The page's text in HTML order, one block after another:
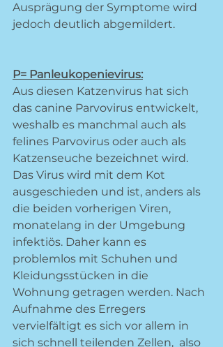
Ausprägung der Symptome wird
jedoch deutlich abgemildert.
P= Panleukopenievirus:
Aus diesen Katzenvirus hat sich
das canine Parvovirus entwickelt,
weshalb es manchmal auch als
felines Parvovirus oder auch als
Katzenseuche bezeichnet wird.
Das Virus wird mit dem Kot
ausgeschieden und ist, anders als
die beiden vorherigen Viren,
monatelang in der Umgebung
infektiös. Daher kann es
problemlos mit Schuhen und
Kleidungsstücken in die
Wohnung getragen werden. Nach
Aufnahme des Erregers
vervielfältigt es sich vor allem in
sich schnell teilenden Zellen,  also